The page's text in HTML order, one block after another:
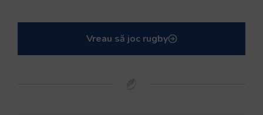
Vreau să joc rugby